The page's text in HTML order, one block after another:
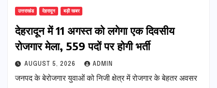
उत्तराखंड देहरादून बड़ी खबर
​देहरादून में 11 अगस्त को लगेगा एक दिवसीय
रोजगार मेला, 559 पदों पर होगी भर्ती
AUGUST 5, 2026 ADMIN
जनपद के बेरोजगार युवाओं को निजी क्षेत्र में रोजगार के बेहतर अवसर